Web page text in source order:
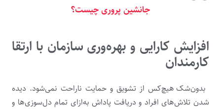
جانشین پروری چیست؟
افزایش کارایی و بهره‌وری سازمان با ارتقا
کارمندان
بدون‌شک هیچ‌کس از تشویق و حمایت ناراحت نمی‌شود. دیده
شدن تلاش‌های افراد و دریافت پاداش به‌ازای تمام دل‌سوزی‌ها و